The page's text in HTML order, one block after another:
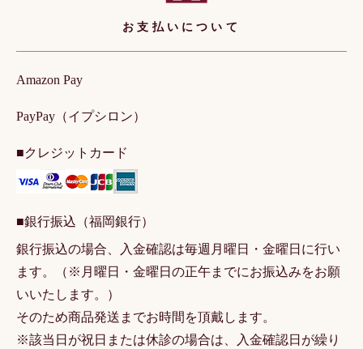
お支払いについて
Amazon Pay
PayPay（イプシロン）
■クレジットカード
■銀行振込（福岡銀行）
銀行振込の場合、入金確認は毎週月曜日・金曜日に行い
ます。（※月曜日・金曜日の正午までにお振込みをお願
いいたします。）
そのため商品発送までお時間を頂戴します。
※該当日が祝日または休診の場合は、入金確認日が繰り